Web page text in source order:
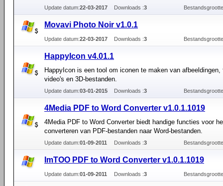
Update datum:22-03-2017 Downloads :3
Movavi Photo Noir v1.0.1
Update datum:22-03-2017 Downloads :3
HappyIcon v4.01.1
HappyIcon is een tool om iconen te maken van afbeeldingen,
video's en 3D-bestanden.
Update datum:03-01-2015 Downloads :3
4Media PDF to Word Converter v1.0.1.1019
4Media PDF to Word Converter biedt handige functies voor
converteren van PDF-bestanden naar Word-bestanden.
Update datum:01-09-2011 Downloads :3
ImTOO PDF to Word Converter v1.0.1.1019
Update datum:01-09-2011 Downloads :3